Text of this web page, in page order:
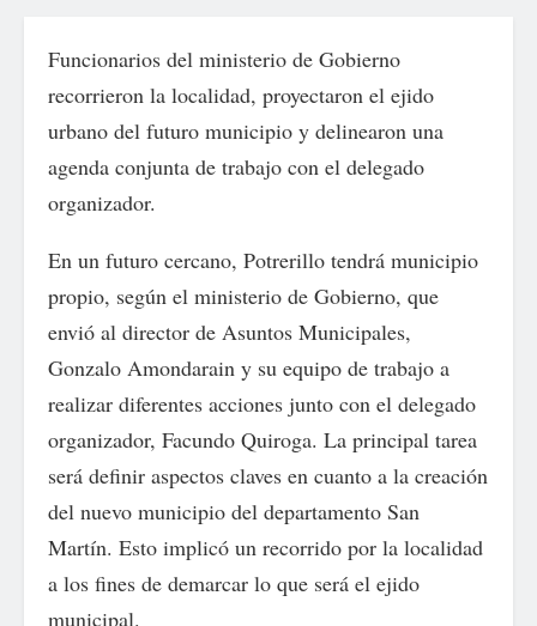
Funcionarios del ministerio de Gobierno
recorrieron la localidad, proyectaron el ejido
urbano del futuro municipio y delinearon una
agenda conjunta de trabajo con el delegado
organizador.
En un futuro cercano, Potrerillo tendrá municipio
propio, según el ministerio de Gobierno, que
envió al director de Asuntos Municipales,
Gonzalo Amondarain y su equipo de trabajo a
realizar diferentes acciones junto con el delegado
organizador, Facundo Quiroga. La principal tarea
será definir aspectos claves en cuanto a la creación
del nuevo municipio del departamento San
Martín. Esto implicó un recorrido por la localidad
a los fines de demarcar lo que será el ejido
municipal.